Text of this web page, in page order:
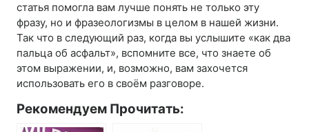
статья помогла вам лучше понять не только эту
фразу, но и фразеологизмы в целом в нашей жизни.
Так что в следующий раз, когда вы услышите «как два
пальца об асфальт», вспомните все, что знаете об
этом выражении, и, возможно, вам захочется
использовать его в своём разговоре.
Рекомендуем Прочитать: